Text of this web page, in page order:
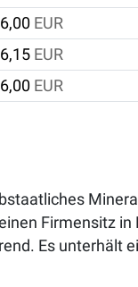
EUR
EUR
EUR
Firmensitz
Es